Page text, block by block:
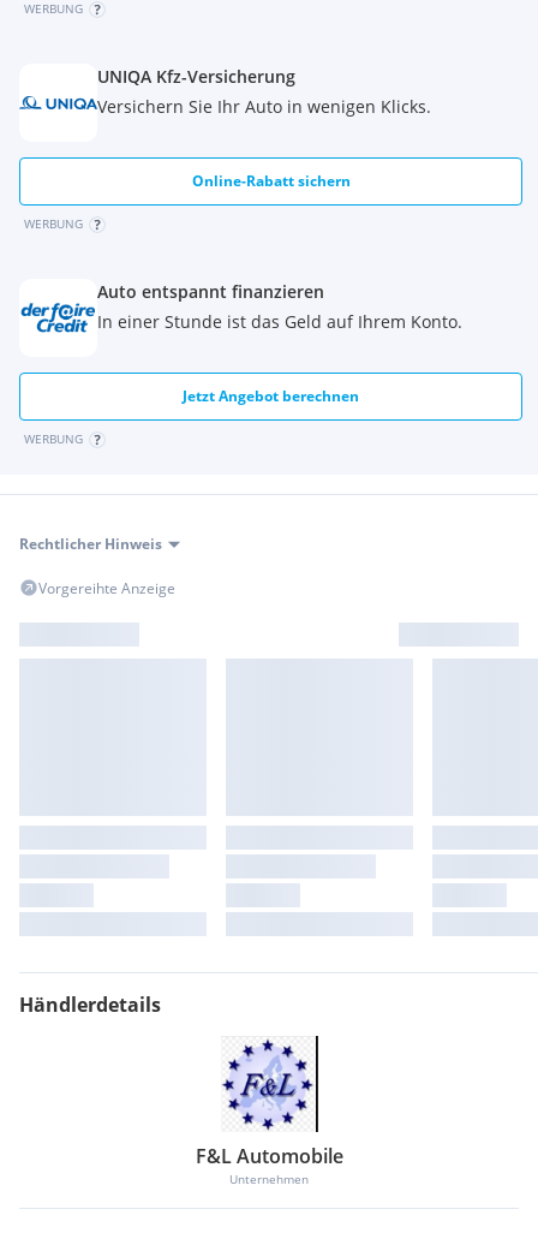
WERBUNG
UNIQA Kfz-Versicherung
Versichern Sie Ihr Auto in wenigen Klicks.
Online-Rabatt sichern
WERBUNG
Auto entspannt finanzieren
In einer Stunde ist das Geld auf Ihrem Konto.
Jetzt Angebot berechnen
WERBUNG
Rechtlicher Hinweis
Vorgereihte Anzeige
Händlerdetails
F&L Automobile
Unternehmen